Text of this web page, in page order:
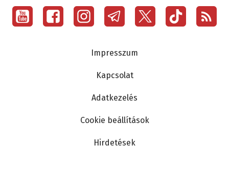
Social
menu
Impresszum
Kapcsolat
Adatkezelés
Cookie beállítások
Hirdetések